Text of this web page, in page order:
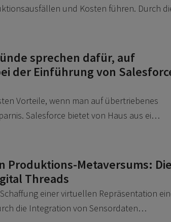
und Kosten führen. Durch
sprechen dafür, auf
der Einführung von
Vorteile, wenn man auf übertriebenes
Salesforce bietet von Haus aus ei…
Produktions-Metaversums: Die
Threads
einer virtuellen Repräsentation
die Integration von Sensordaten…